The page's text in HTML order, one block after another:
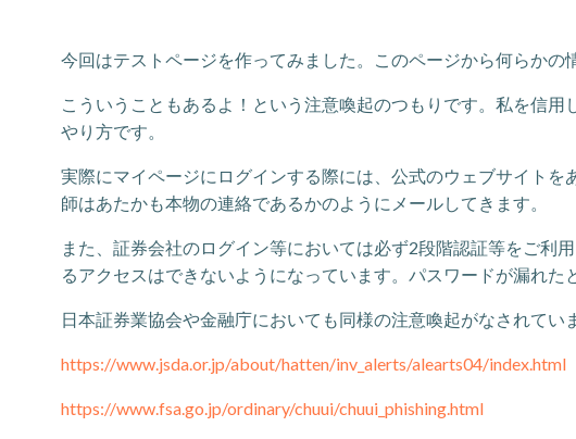
今回はテストページを作ってみました。このページから何らかの
こういうこともあるよ！という注意喚起のつもりです。私を信
やり方です。
実際にマイページにログインする際には、公式のウェブサイト
師はあたかも本物の連絡であるかのようにメールしてきます。
また、証券会社のログイン等においては必ず2段階認証等をご利
るアクセスはできないようになっています。パスワードが漏れた
日本証券業協会や金融庁においても同様の注意喚起がなされて
https://www.jsda.or.jp/about/hatten/inv_alerts/alearts04/index.html
https://www.fsa.go.jp/ordinary/chuui/chuui_phishing.html